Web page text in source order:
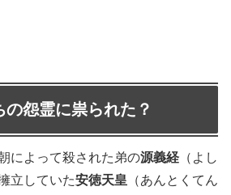
怨霊に祟られた？
によって殺された弟の源義経 （よし
立していた安徳天皇 （あんとくてん